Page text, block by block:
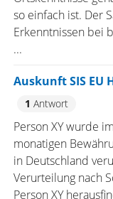
so einfach ist. Der
Erkenntnissen bei
...
Auskunft SIS EU
1 Antwort
Person XY wurde
monatigen
in Deutschland
Verurteilung nach
Person XY